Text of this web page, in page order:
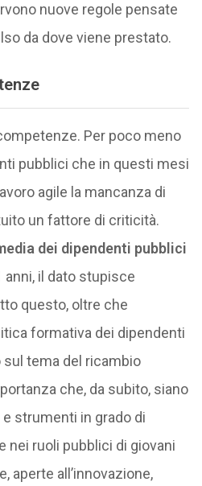
nuove regole pensate
da dove viene prestato.
Per poco meno
pubblici che in questi mesi
agile la mancanza di
un fattore di criticità.
dei dipendenti pubblici
anni, il dato stupisce
questo, oltre che
formativa dei dipendenti
sul tema del ricambio
che, da subito, siano
strumenti in grado di
nei ruoli pubblici di giovani
aperte all’innovazione,